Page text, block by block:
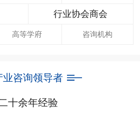
行业协会商会
高等学府 咨询机构
业咨询领导者
十余年经验